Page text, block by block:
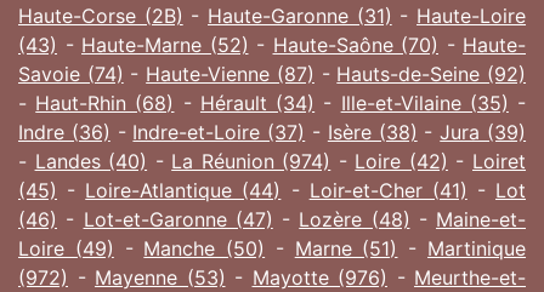
Haute-Corse (2B) - Haute-Garonne (31) - Haute-Loire
(43) - Haute-Marne (52) - Haute-Saône (70) - Haute-
Savoie (74) - Haute-Vienne (87) - Hauts-de-Seine (92)
- Haut-Rhin (68) - Hérault (34) - Ille-et-Vilaine (35) -
Indre (36) - Indre-et-Loire (37) - Isère (38) -Jura (39)
- Landes (40) - La Réunion (974) - Loire (42) - Loiret
(45) - Loire-Atlantique (44) - Loir-et-Cher (41) - Lot
(46) - Lot-et-Garonne (47) - Lozère (48) - Maine-et-
Loire (49) - Manche (50) - Marne (51) - Martinique
(972) - Mayenne (53) - Mayotte (976) - Meurthe-et-